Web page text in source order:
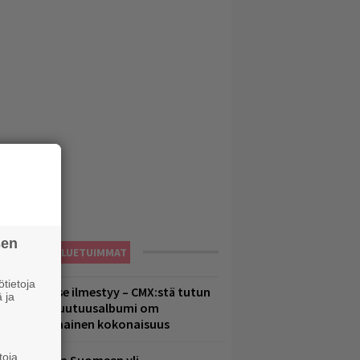
LUETUIMMAT
se ilmestyy – CMX:stä tutun
Yrjänän uutuusalbumi om
kokonaisuus
ja